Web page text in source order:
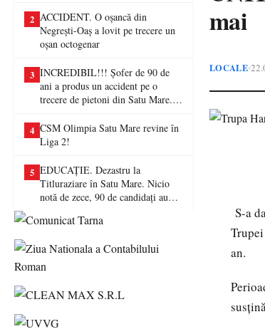
2 ACCIDENT. O oșancă din
Negrești-Oaș a lovit pe trecere un
oșan octogenar
3 INCREDIBIL!!! Șofer de 90 de
ani a produs un accident pe o
trecere de pietoni din Satu Mare. O
4 CSM Olimpia Satu Mare revine în
Liga 2!
5 EDUCAȚIE. Dezastru la
Titluraziare în Satu Mare. Nicio
notă de zece, 90 de candidați au
mai
LOCALE•
S-a
an.